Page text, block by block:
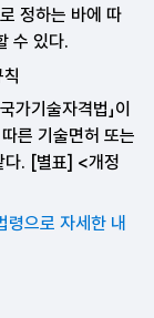
정하는 바에 따
수 있다.
가기술자격법」이
른 기술면허 또는
다. [별표] <개정
령으로 자세한 내